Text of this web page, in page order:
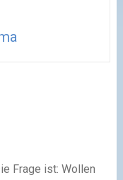
Frage ist: Wollen